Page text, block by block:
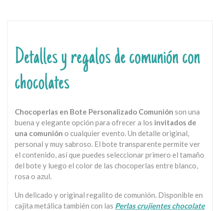
Detalles y regalos de comunión con
chocolates
Chocoperlas en Bote Personalizado Comunión son una
buena y elegante opción para ofrecer a los invitados de
una comunión o cualquier evento. Un detalle original,
personal y muy sabroso. El bote transparente permite ver
el contenido, así que puedes seleccionar primero el tamaño
del bote y luego el color de las chocoperlas entre blanco,
rosa o azul.
Un delicado y original regalito de comunión. Disponible en
cajita metálica también con las Perlas crujientes chocolate